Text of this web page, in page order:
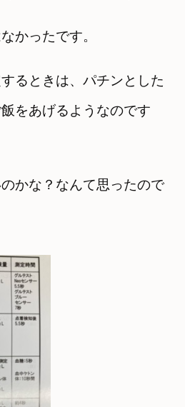
かったです。
るときは、パチンとした
をあげるようなのです
かな？なんて思ったので